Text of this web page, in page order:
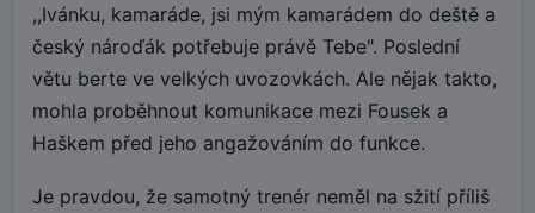
,,Ivánku, kamaráde, jsi mým kamarádem do deště a
český nároďák potřebuje právě Tebe". Poslední
větu berte ve velkých uvozovkách. Ale nějak takto,
mohla proběhnout komunikace mezi Fousek a
Haškem před jeho angažováním do funkce.
Je pravdou, že samotný trenér neměl na sžití příliš